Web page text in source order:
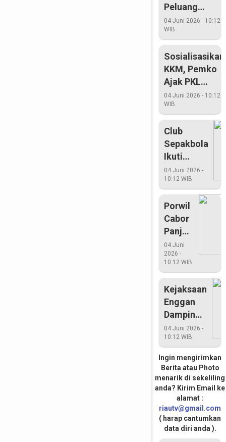
Peluang
Mencerahkan
04 Juni 2026 - 10:12
WIB
Sosialisasikan
KKM, Pemko
Ajak PKL
Diskusi
04 Juni 2026 - 10:12
WIB
Club
Sepakbola
Ikuti
Bupati
Cup Tahun
04 Juni 2026 -
10:12 WIB
Porwil
Cabor
Panjat
Tebing
Riau
Emas
04 Juni
2026 -
10:12 WIB
Kejaksaan
Enggan
Dampingi
Pemkab
Pelalawan
04 Juni 2026 -
10:12 WIB
Ingin mengirimkan
Berita atau Photo
menarik di sekeliling
anda? Kirim Email ke
alamat :
riautv@gmail.com
( harap cantumkan
data diri anda ).